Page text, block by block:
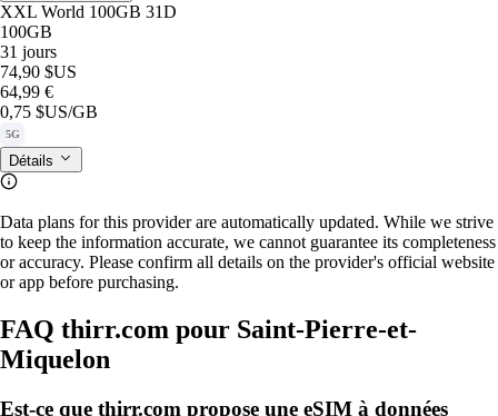
XXL World 100GB 31D
100GB
31 jours
74,90 $US
64,99 €
0,75 $US/GB
5G
Détails
Data plans for this provider are automatically updated. While we strive
to keep the information accurate, we cannot guarantee its completeness
or accuracy. Please confirm all details on the provider's official website
or app before purchasing.
FAQ thirr.com pour Saint-Pierre-et-
Miquelon
Est-ce que thirr.com propose une eSIM à données